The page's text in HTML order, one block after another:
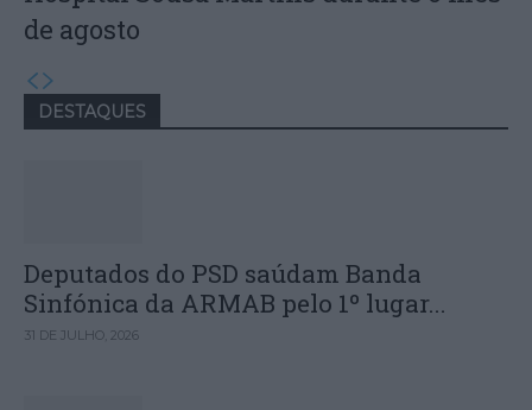
de agosto
DESTAQUES
Deputados do PSD saúdam Banda
Sinfónica da ARMAB pelo 1º lugar...
31 DE JULHO, 2026